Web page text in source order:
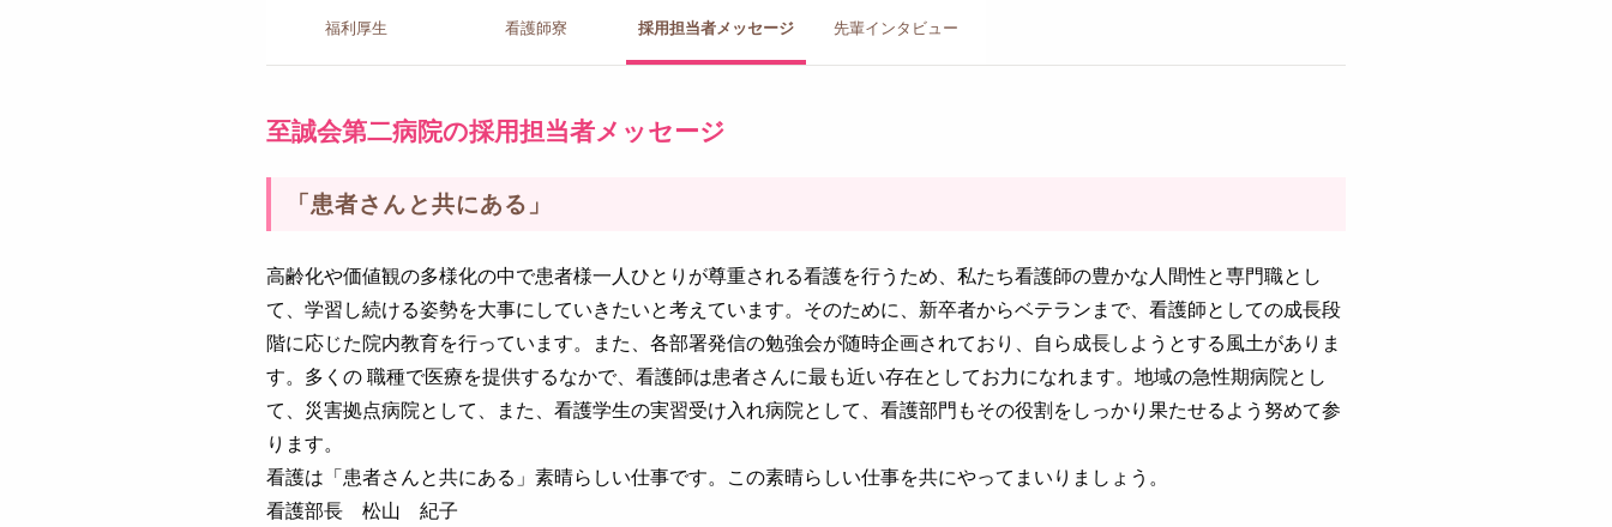
福利厚生 看護師寮 採用担当者メッセージ 先輩イン タビュー
至誠会第二病院の採用担当者メッセージ
「患者さんと共にある」
高齢化や価値観の多様化の中で患者様一人ひとりが尊重される看護を行うため、私たち看護師の豊かな人間性と専門職とし
て、学習し続ける姿勢を大事にしていきたいと考えています。そのために、新卒者からベテランまで、看護師としての成長段
階に応じた院内教育を行っています。また、各部署発信の勉強会が随時企画されており、自ら成長しようとする風土がありま
す。多くの 職種で医療を提供するなかで、看護師は患者さんに最も近い存在としてお力になれます。地域の急性期病院とし
て、災害拠点病院として、また、看護学生の実習受け入れ病院として、看護部門もその役割をしっかり果たせるよう努めて参
ります。
看護は「患者さんと共にある」素晴らしい仕事です。この素晴らしい仕事を共にやってまいりましょう。
看護部長 松山 紀子